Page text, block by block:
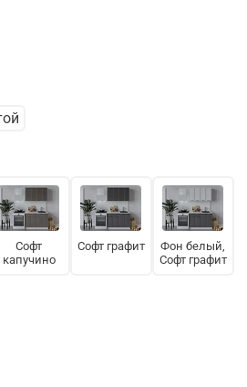
Софт
капучино
Софт графит
Фон белый,
Софт графит